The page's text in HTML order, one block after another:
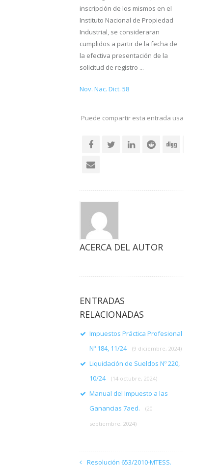
inscripción de los mismos en el
Instituto Nacional de Propiedad
Industrial, se consideraran
cumplidos a partir de la fecha de
la efectiva presentación de la
solicitud de registro ...
Nov. Nac. Dict. 58
Puede compartir esta entrada usando sus
ACERCA DEL AUTOR
ENTRADAS
RELACIONADAS
Impuestos Práctica Profesional
Nº 184, 11/24
(9 diciembre, 2024)
Liquidación de Sueldos Nº 220,
10/24
(14 octubre, 2024)
Manual del Impuesto a las
Ganancias 7aed.
(20
septiembre, 2024)
Resolución 653/2010-MTESS.